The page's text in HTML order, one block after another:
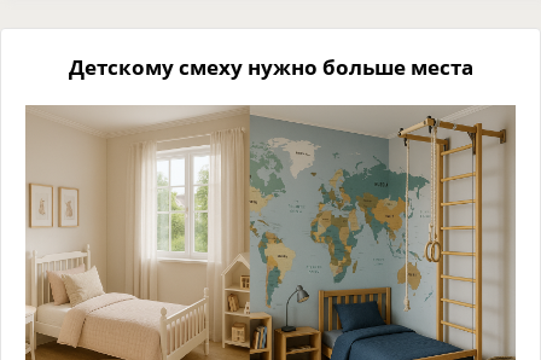
Детскому смеху нужно больше места